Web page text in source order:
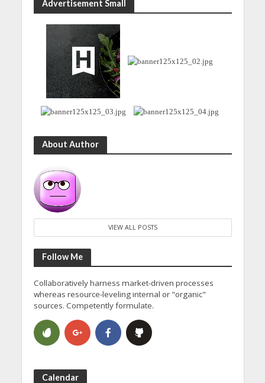
Advertisement Small
About Author
VIEW ALL POSTS
Follow Me
Collaboratively harness market-driven processes
whereas resource-leveling internal or "organic"
sources. Competently formulate.
Calendar